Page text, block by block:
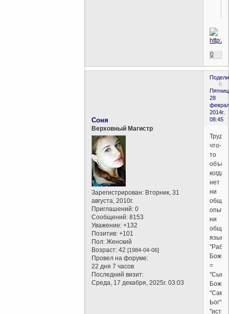
0
6
28
2014г.
08:45
Соня
Верховный Магистр
Зарегистрирован: Вторник, 31
августа, 2010г.
Приглашений: 0
Сообщений: 8153
Уважение: +132
Позитив: +101
Пол: Женский
Возраст: 42[1984-04-06]
Провел на форуме:
22 дня 7 часов
Последний визит:
Среда, 17 декабря, 2025г. 03:03
что-
то
когда
нет
ни
опыта,
ни
языка.
"Раб
=
"Сын
"Сам
Ьог"=